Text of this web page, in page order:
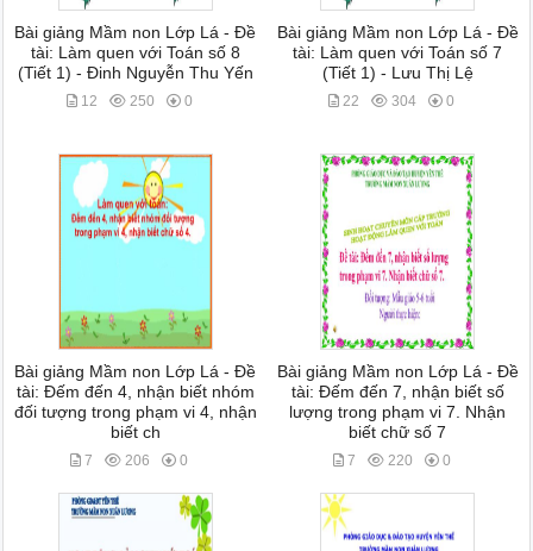
Bài giảng Mầm non Lớp Lá - Đề
tài: Làm quen với Toán số 8
(Tiết 1) - Đinh Nguyễn Thu Yến
12 250 0
Bài giảng Mầm non Lớp Lá - Đề
tài: Làm quen với Toán số 7
(Tiết 1) - Lưu Thị Lệ
22 304 0
Bài giảng Mầm non Lớp Lá - Đề
tài: Đếm đến 4, nhận biết nhóm
đối tượng trong phạm vi 4, nhận
biết ch
7 206 0
Bài giảng Mầm non Lớp Lá - Đề
tài: Đếm đến 7, nhận biết số
lượng trong phạm vi 7. Nhận
biết chữ số 7
7 220 0